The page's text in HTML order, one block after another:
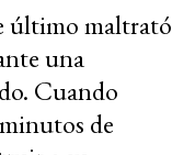
último maltrató
una
Cuando
de